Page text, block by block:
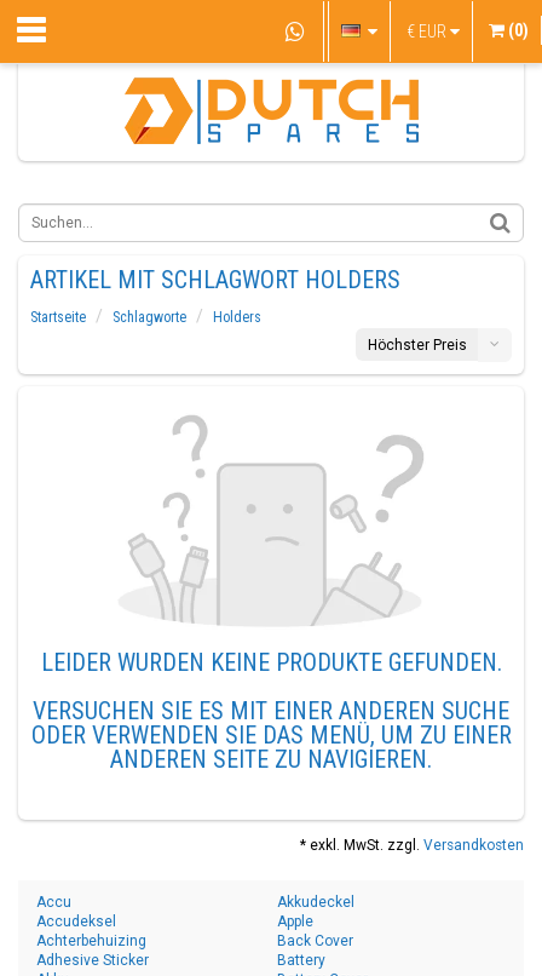
€ EUR (0)
ARTIKEL MIT SCHLAGWORT HOLDERS
Startseite Schlagworte
Holders
Höchster Preis
LEIDER WURDEN KEINE PRODUKTE GEFUNDEN.
VERSUCHEN SIE ES MIT EINER ANDEREN SUCHE
ODER VERWENDEN SIE DAS MENÜ, UM ZU EINER
ANDEREN SEITE ZU NAVIGIEREN.
* exkl. MwSt. zzgl. Versandkosten
Accu
Accudeksel
Achterbehuizing
Adhesive Sticker
Akkudeckel
Apple
Back Cover
Battery